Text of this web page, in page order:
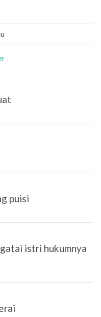
puisi
istri hukumnya